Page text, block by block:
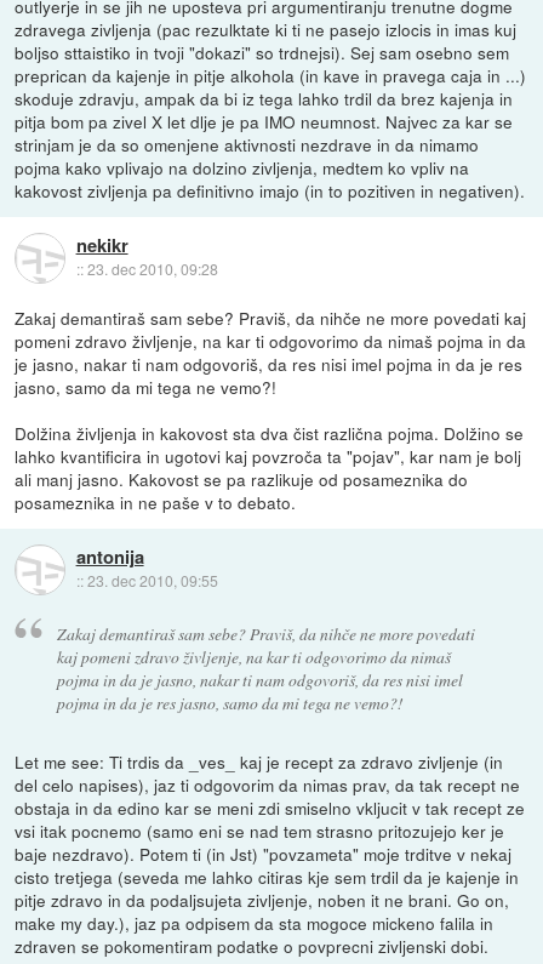
outlyerje in se jih ne uposteva pri argumentiranju trenutne dogme
zdravega zivljenja (pac rezulktate ki ti ne pasejo izlocis in imas kuj
boljso sttaistiko in tvoji "dokazi" so trdnejsi). Sej sam osebno sem
preprican da kajenje in pitje alkohola (in kave in pravega caja in ...)
skoduje zdravju, ampak da bi iz tega lahko trdil da brez kajenja in
pitja bom pa zivel X let dlje je pa IMO neumnost. Najvec za kar se
strinjam je da so omenjene aktivnosti nezdrave in da nimamo
pojma kako vplivajo na dolzino zivljenja, medtem ko vpliv na
kakovost zivljenja pa definitivno imajo (in to pozitiven in negativen).
nekikr
::23. dec 2010, 09:28
Zakaj demantiraš sam sebe? Praviš, da nihče ne more povedati kaj
pomeni zdravo življenje, na kar ti odgovorimo da nimaš pojma in da
je jasno, nakar ti nam odgovoriš, da res nisi imel pojma in da je res
jasno, samo da mi tega ne vemo?!
Dolžina življenja in kakovost sta dva čist različna pojma. Dolžino se
lahko kvantificira in ugotovi kaj povzroča ta "pojav", kar nam je bolj
ali manj jasno. Kakovost se pa razlikuje od posameznika do
posameznika in ne paše v to debato.
antonija
::23. dec 2010, 09:55
Zakaj demantiraš sam sebe? Praviš, da nihče ne more povedati
kaj pomeni zdravo življenje, na kar ti odgovorimo da nimaš
pojma in da je jasno, nakar ti nam odgovoriš, da res nisi imel
pojma in da je res jasno, samo da mi tega ne vemo?!
Let me see: Ti trdis da _ves_ kaj je recept za zdravo zivljenje (in
del celo napises), jaz ti odgovorim da nimas prav, da tak recept ne
obstaja in da edino kar se meni zdi smiselno vkljucit v tak recept ze
vsi itak pocnemo (samo eni se nad tem strasno pritozujejo ker je
baje nezdravo). Potem ti (in Jst) "povzameta" moje trditve v nekaj
cisto tretjega (seveda me lahko citiras kje sem trdil da je kajenje in
pitje zdravo in da podaljsujeta zivljenje, noben it ne brani. Go on,
make my day.), jaz pa odpisem da sta mogoce mickeno falila in
zdraven se pokomentiram podatke o povprecni zivljenski dobi.